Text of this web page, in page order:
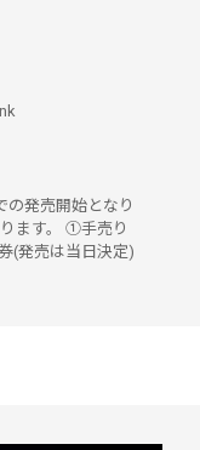
の発売開始となり
ます。 ①手売り
(発売は当日決定)